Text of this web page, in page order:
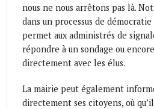
nous ne nous arrêtons pas là.
dans un processus de
permet aux administrés de
répondre à un sondage ou
directement avec les élus.
La mairie peut également
directement ses citoyens, où